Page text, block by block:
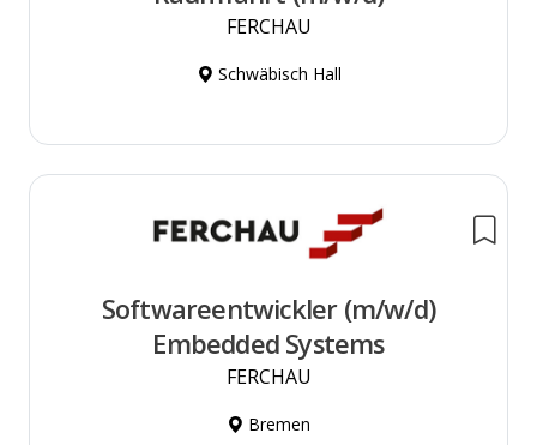
FERCHAU
Schwäbisch Hall
Softwareentwickler (m/w/d)
Embedded Systems
FERCHAU
Bremen